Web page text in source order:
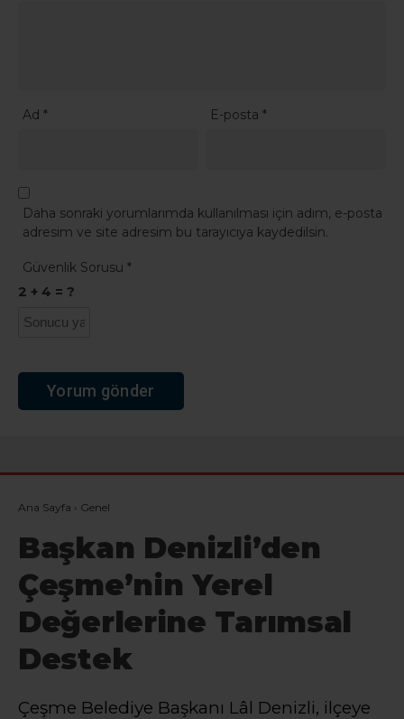
Ad * E-posta*
Daha sonraki yorumlarımda kullanılması için adım, e-posta
adresim ve site adresim bu tarayıcıya kaydedilsin.
Güvenlik Sorusu *
2 + 4 = ?
Ana Sayfa › Genel
Başkan Denizli’den
Çeşme’nin Yerel
Değerlerine Tarımsal
Destek
Çeşme Belediye Başkanı Lâl Denizli, ilçeye